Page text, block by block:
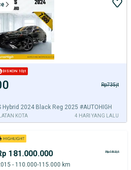
DISKON 10jt
Rp735jt
Hybrid 2024 Black Reg 2025 #AUTOHIGH
KOTA 4 HARI YANG LALU
181.000.000 Rp183jt
- 110.000-115.000 km